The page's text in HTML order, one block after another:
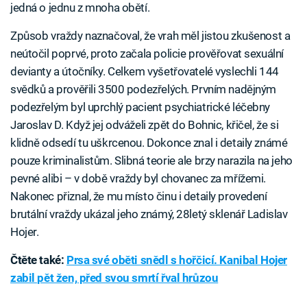
jedná o jednu z mnoha obětí.
Způsob vraždy naznačoval, že vrah měl jistou zkušenost a
neútočil poprvé, proto začala policie prověřovat sexuální
devianty a útočníky. Celkem vyšetřovatelé vyslechli 144
svědků a prověřili 3500 podezřelých. Prvním nadějným
podezřelým byl uprchlý pacient psychiatrické léčebny
Jaroslav D. Když jej odváželi zpět do Bohnic, křičel, že si
klidně odsedí tu uškrcenou. Dokonce znal i detaily známé
pouze kriminalistům. Slibná teorie ale brzy narazila na jeho
pevné alibi – v době vraždy byl chovanec za mřížemi.
Nakonec přiznal, že mu místo činu i detaily provedení
brutální vraždy ukázal jeho známý, 28letý sklenář Ladislav
Hojer.
Čtěte také: Prsa své oběti snědl s hořčicí. Kanibal Hojer
zabil pět žen, před svou smrtí řval hrůzou